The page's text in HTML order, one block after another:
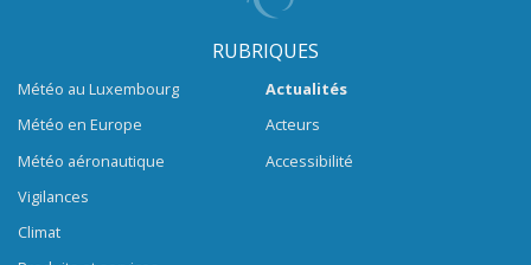
RUBRIQUES
Météo au Luxembourg
Météo en Europe
Météo aéronautique
Vigilances
Climat
Actualités
Acteurs
Accessibilité